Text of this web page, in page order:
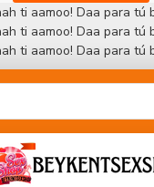
bu sektörde kendi
geliştirilmesi
ti aamoo! Daa para
ti aamoo! Daa para
ti aamoo! Daa para